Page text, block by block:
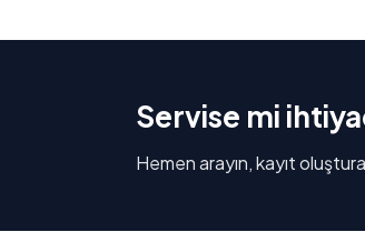
Servise mi
Hemen arayın, kayıt